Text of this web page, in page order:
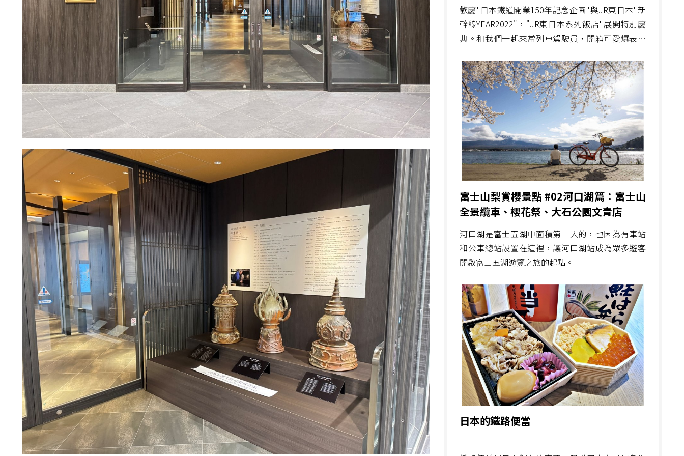
歡慶"日本鐵道開業150年記念企画"與JR東日本"新
幹線YEAR2022"，"JR東日本系列飯店"展開特別慶
典。和我們一起來當列車駕駛員，開箱可愛爆表的
富士山梨賞櫻景點 #02河口湖篇：富士山
全景纜車、櫻花祭、大石公園文青店
河口湖是富士五湖中面積第二大的，也因為有車站
和公車總站設置在這裡，讓河口湖站成為眾多遊客
開啟富士五湖遊覽之旅的起點。
日本的鐵路便當